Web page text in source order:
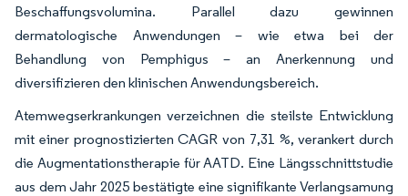
Beschaffungsvolumina. Parallel dazu gewinnen
dermatologische Anwendungen – wie etwa bei der
Behandlung von Pemphigus – an Anerkennung und
diversifizieren den klinischen Anwendungsbereich.
Atemwegserkrankungen verzeichnen die steilste Entwicklung
mit einer prognostizierten CAGR von 7,31 %, verankert durch
die Augmentationstherapie für AATD. Eine Längsschnittstudie
aus dem Jahr 2025 bestätigte eine signifikante Verlangsamung